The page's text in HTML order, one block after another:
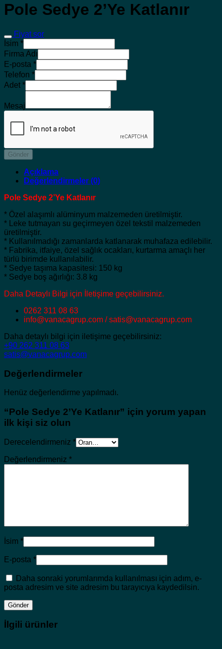
Pole Sedye 2’Ye Katlanır
Fiyat sor
İsim *
Firma Adı
E-posta *
Telefon *
Adet *
Mesaj
Gönder
Açıklama
Değerlendirmeler (0)
Pole Sedye 2’Ye Katlanır
* Özel alaşımlı alüminyum malzemeden üretilmiştir.
* Leke tutmayan su geçirmeyen özel tekstil malzemeden
üretilmiştir.
* Kullanılmadığı zamanlarda katlanarak muhafaza edilebilir.
* Fabrika, itfaiye, özel sağlık ocakları, kurtarma amaçlı her
türlü birimde kullanılabilir.
* Sedye taşıma kapasitesi: 150 kg
* Sedye boş ağırlığı: 3.8 kg
Daha Detaylı Bilgi için İletişime geçebilirsiniz.
0262 311 08 63
info@vanacagrup.com / satis@vanacagrup.com
Daha detaylı bilgi için iletişime geçebilirsiniz:
+90 262 311 08 63
satis@vanacagrup.com
Değerlendirmeler
Henüz değerlendirme yapılmadı.
“Pole Sedye 2’Ye Katlanır” için yorum yapan
ilk kişi siz olun
Derecelendirmeniz *
Değerlendirmeniz *
İsim *
E-posta *
Daha sonraki yorumlarımda kullanılması için adım, e-
posta adresim ve site adresim bu tarayıcıya kaydedilsin.
İlgili ürünler